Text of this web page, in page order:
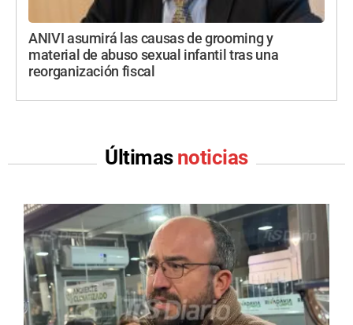
ANIVI asumirá las causas de grooming y
material de abuso sexual infantil tras una
reorganización fiscal
Últimas noticias